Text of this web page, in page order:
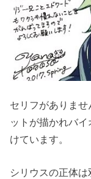
セリフがありま
ットが描かれバ
けています。
シリウスの正体は